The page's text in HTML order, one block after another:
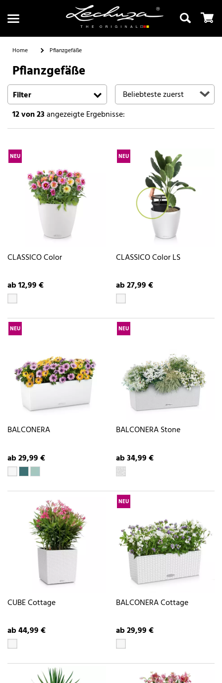
Suchen
Home Pflanzgefäße
Pflanzgefäße
Filter
12von 23angezeigte Ergebnisse:
NEU
CLASSICO Color
ab 12,99 €
NEU
CLASSICO Color LS
ab 27,99 €
NEU
BALCONERA
ab 29,99 €
NEU
BALCONERA Stone
ab 34,99 €
CUBE Cottage
ab 44,99 €
NEU
BALCONERA Cottage
ab 29,99 €